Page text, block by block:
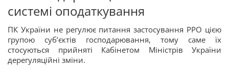
системі оподаткування
ПК України не регулює питання застосування РРО цією
групою суб’єктів господарювання, тому саме їх
стосуються прийняті Кабінетом Міністрів України
дерегуляційні зміни.